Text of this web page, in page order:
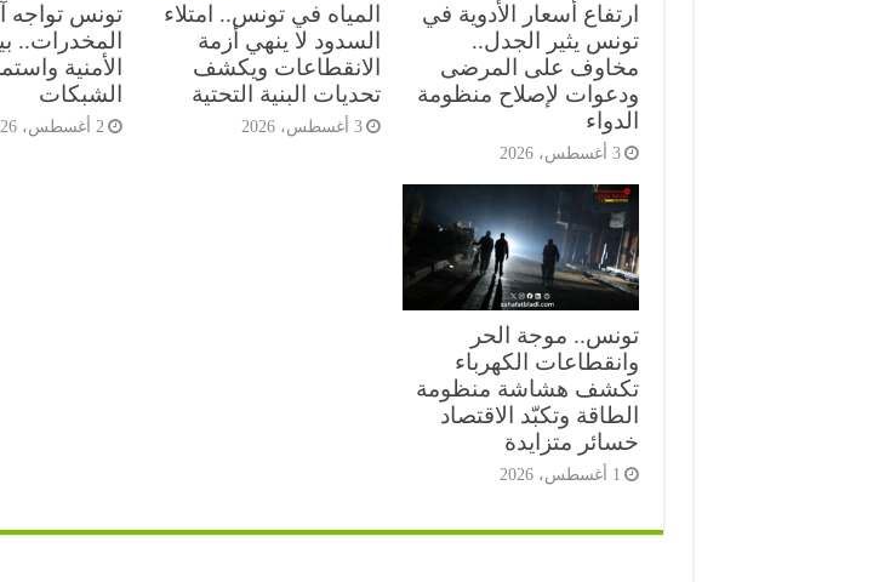
ارتفاع أسعار الأدوية في
تونس يثير الجدل..
مخاوف على المرضى
ودعوات لإصلاح منظومة
الدواء
3 أغسطس، 2026
المياه في تونس.. امتلاء
السدود لا ينهي أزمة
الانقطاعات ويكشف
تحديات البنية التحتية
3 أغسطس، 2026
تونس تواجه
المخدرات..
الأمنية
الشبكات
2 أغسطس، 2026
تونس.. موجة الحر
وانقطاعات الكهرباء
تكشف هشاشة منظومة
الطاقة وتكبّد الاقتصاد
خسائر متزايدة
1 أغسطس، 2026